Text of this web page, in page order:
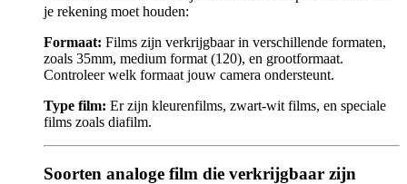
je rekening moet houden:
Formaat: Films zijn verkrijgbaar in verschillende formaten,
zoals 35mm, medium format (120), en grootformaat.
Controleer welk formaat jouw camera ondersteunt.
Type film: Er zijn kleurenfilms, zwart-wit films, en speciale
films zoals diafilm.
Soorten analoge film die verkrijgbaar zijn